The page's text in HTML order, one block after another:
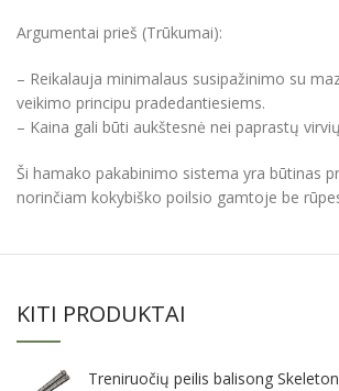
Argumentai prieš (Trūkumai):
– Reikalauja minimalaus susipažinimo su
veikimo principu pradedantiesiems.
– Kaina gali būti aukštesnė nei paprastų
Ši hamako pakabinimo sistema yra būtinas
norinčiam kokybiško poilsio gamtoje be
KITI PRODUKTAI
Treniruočių peilis balisong Skeleton